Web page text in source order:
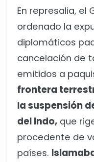
En represalia, el
ordenado la
diplomáticos
cancelación de
emitidos a
frontera
la suspensión
del Indo, que
procedente de
países.